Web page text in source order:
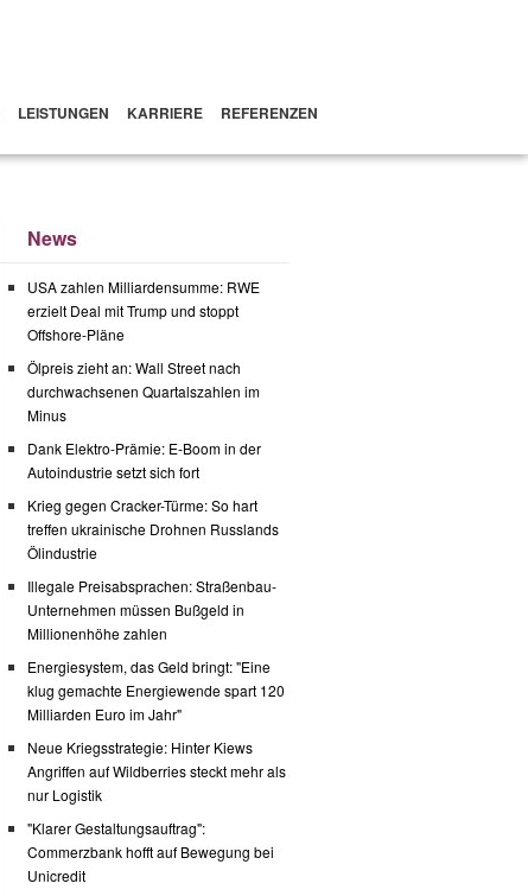
LEISTUNGEN KARRIERE REFERENZEN
News
USA zahlen Milliardensumme: RWE
erzielt Deal mit Trump und stoppt
Offshore-Pläne
Ölpreis zieht an: Wall Street nach
durchwachsenen Quartalszahlen im
Minus
Dank Elektro-Prämie: E-Boom in der
Autoindustrie setzt sich fort
Krieg gegen Cracker-Türme: So hart
treffen ukrainische Drohnen Russlands
Ölindustrie
Illegale Preisabsprachen: Straßenbau-
Unternehmen müssen Bußgeld in
Millionenhöhe zahlen
Energiesystem, das Geld bringt: "Eine
klug gemachte Energiewende spart 120
Milliarden Euro im Jahr"
Neue Kriegsstrategie: Hinter Kiews
Angriffen auf Wildberries steckt mehr als
nur Logistik
"Klarer Gestaltungsauftrag":
Commerzbank hofft auf Bewegung bei
Unicredit